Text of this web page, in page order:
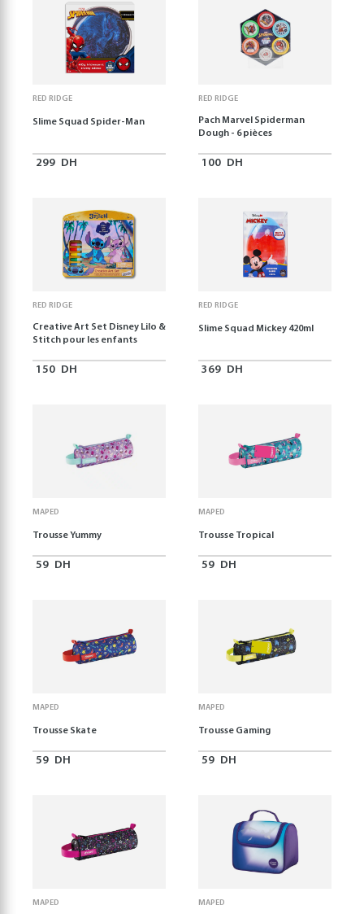
RED RIDGE
Slime Squad Spider-Man
299 DH
RED RIDGE
Pach Marvel Spiderman
Dough - 6 pièces
100 DH
RED RIDGE
Creative Art Set Disney Lilo &
Stitch pour les enfants
150 DH
RED RIDGE
Slime Squad Mickey 420ml
369 DH
MAPED
Trousse Yummy
59 DH
MAPED
Trousse Tropical
59 DH
MAPED
Trousse Skate
59 DH
MAPED
Trousse Gaming
59 DH
MAPED MAPED